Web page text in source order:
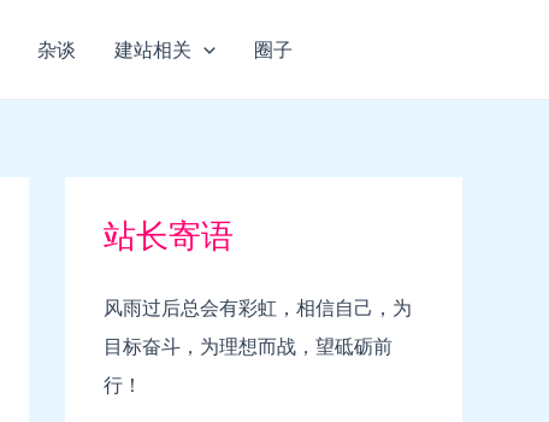
杂谈 建站相关 圈子
站长寄语
风雨过后总会有彩虹，相信自己，为
目标奋斗，为理想而战，望砥砺前
行！